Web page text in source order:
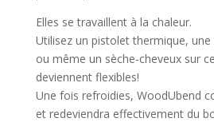
Elles se travaillent à la chaleur.
Utilisez un pistolet thermique,
ou même un sèche-cheveux sur
deviennent flexibles!
Une fois refroidies, WoodUbend
et redeviendra effectivement du